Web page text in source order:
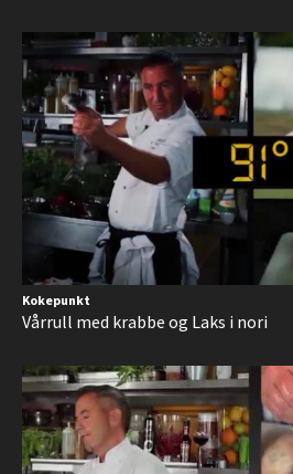
Kokepunkt
Vårrull med krabbe og Laks i nori